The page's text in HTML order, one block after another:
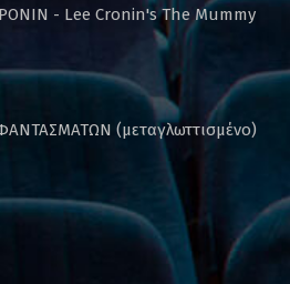
- Lee Cronin's The Mummy
(μεταγλωττισμένο)